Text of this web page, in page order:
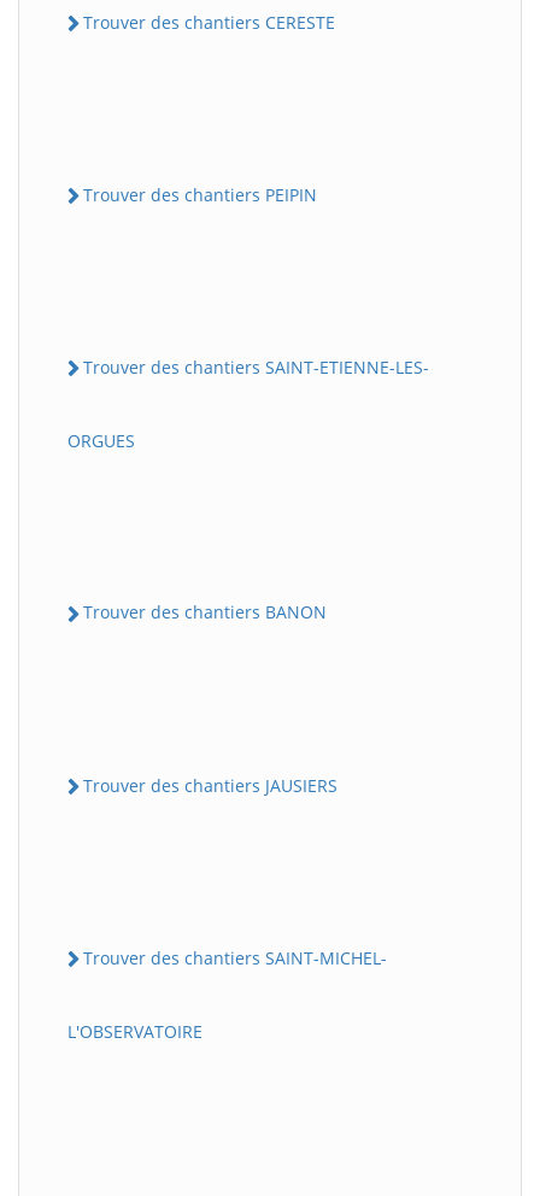
Trouver des chantiers CERESTE
Trouver des chantiers PEIPIN
Trouver des chantiers SAINT-ETIENNE-LES-
ORGUES
Trouver des chantiers BANON
Trouver des chantiers JAUSIERS
Trouver des chantiers SAINT-MICHEL-
L'OBSERVATOIRE